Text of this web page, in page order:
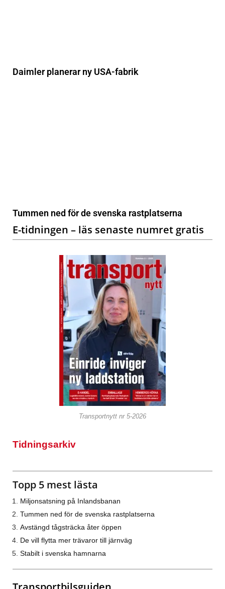
Daimler planerar ny USA-fabrik
Tummen ned för de svenska rastplatserna
E-tidningen – läs senaste numret gratis
Transportnytt nr 5-2026
Tidningsarkiv
Topp 5 mest lästa
Miljonsatsning på Inlandsbanan
Tummen ned för de svenska rastplatserna
Avstängd tågsträcka åter öppen
De vill flytta mer trävaror till järnväg
Stabilt i svenska hamnarna